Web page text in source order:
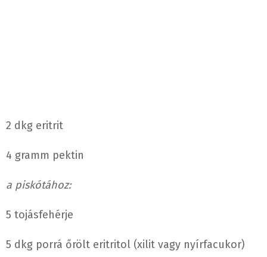
2 dkg eritrit
4 gramm pektin
a piskótához:
5 tojásfehérje
5 dkg porrá őrölt eritritol (xilit vagy nyírfacukor)